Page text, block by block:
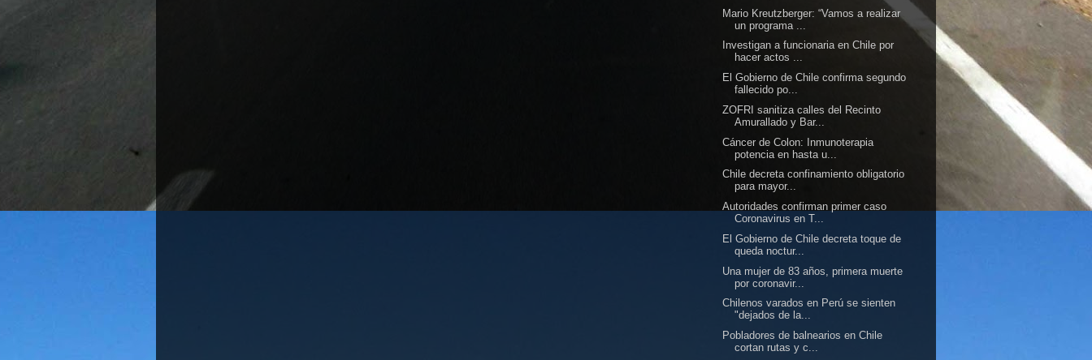
Mario Kreutzberger: “Vamos a realizar
un programa ...
Investigan a funcionaria en Chile por
hacer actos ...
El Gobierno de Chile confirma segundo
fallecido po...
ZOFRI sanitiza calles del Recinto
Amurallado y Bar...
Cáncer de Colon: Inmunoterapia
potencia en hasta u...
Chile decreta confinamiento obligatorio
para mayor...
Autoridades confirman primer caso
Coronavirus en T...
El Gobierno de Chile decreta toque de
queda noctur...
Una mujer de 83 años, primera muerte
por coronavir...
Chilenos varados en Perú se sienten
"dejados de la...
Pobladores de balnearios en Chile
cortan rutas y c...